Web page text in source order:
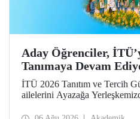
Aday Öğrenciler,
Tanımaya Devam
İTÜ 2026 Tanıtım ve Tercih
ailelerini Ayazağa
ilgili fakülte ve birimler